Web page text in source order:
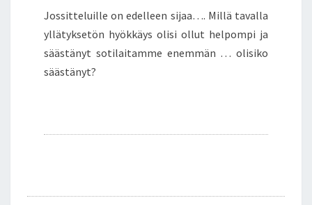
Jossitteluille on edelleen sijaa…. Millä tavalla
yllätyksetön hyökkäys olisi ollut helpompi ja
säästänyt sotilaitamme enemmän … olisiko
säästänyt?